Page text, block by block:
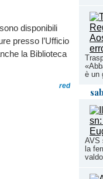
è un
AVS
la
disponibili
presso l’Ufficio
la Biblioteca
red